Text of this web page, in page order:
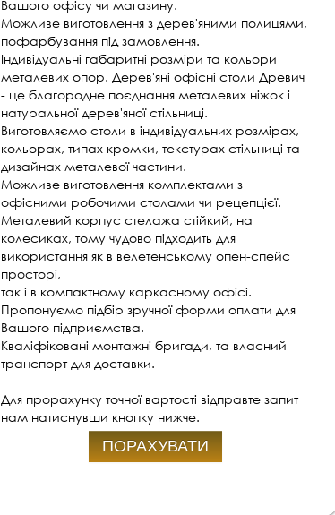
Вашого офісу чи магазину.
Можливе виготовлення з дерев'яними полицями,
пофарбування під замовлення.
Індивідуальні габаритні розміри та кольори
металевих опор. Дерев'яні офісні столи Древич
- це благородне поєднання металевих ніжок і
натуральної дерев'яної стільниці.
Виготовляємо столи в індивідуальних розмірах,
кольорах, типах кромки, текстурах стільниці та
дизайнах металевої частини.
Можливе виготовлення комплектами з
офісними робочими столами чи рецепцієї.
Металевий корпус стелажа стійкий, на
колесиках, тому чудово підходить для
використання як в велетенському опен-спейс
просторі,
так і в компактному каркасному офісі.
Пропонуємо підбір зручної форми оплати для
Вашого підприємства.
Кваліфіковані монтажні бригади, та власний
транспорт для доставки.
Для прорахунку точної вартості відправте запит
нам натиснувши кнопку нижче.
ПОРАХУВАТИ